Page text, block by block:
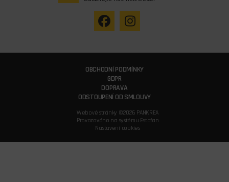
OBCHODNÍ PODMÍNKY
GDPR
DOPRAVA
ODSTOUPENÍ OD SMLOUVY
Webové stránky ©2026 PANKREA
Provozováno na systému Estofan
Nastavení cookies